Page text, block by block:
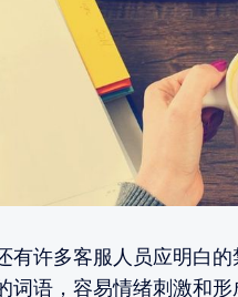
有许多客服人员应明白
词语，容易情绪刺激和